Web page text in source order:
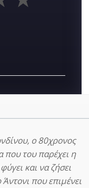
ο 80χρονος
που του παρέχει η
και να ζήσει
που επιμένει